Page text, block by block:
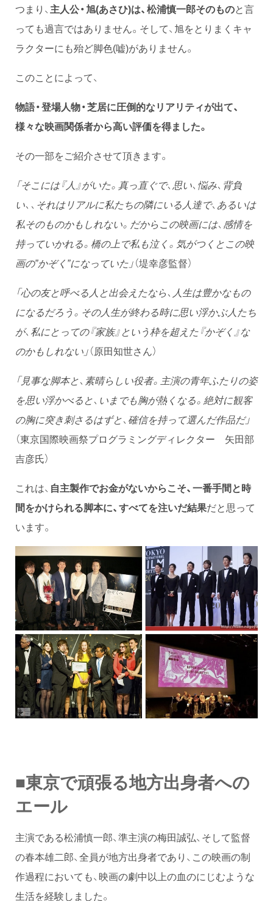
つまり、 主人公・旭(あさひ)は、松浦慎一郎そのものと言
っても過言ではありません。そして、旭をとりまくキャ
ラクターにも殆ど脚色(嘘)がありません。
このことによって、
物語・登場人物・芝居に圧倒的なリアリティが出て、
様々な映画関係者から高い評価を得ました。
その一部をご紹介させて頂きます。
「そこには『人』がいた。真っ直ぐで、思い、悩み、背負
い、、それはリアルに私たちの隣にいる人達で、あるいは
私そのものかもしれない。だからこの映画には、感情を
持っていかれる。橋の上で私も泣く。気がつくとこの映
画の”かぞく”になっていた」（堤幸彦監督）
「心の友と呼べる人と出会えたなら、人生は豊かなもの
になるだろう。その人生が終わる時に思い浮かぶ人たち
が、私にとっての『家族』という枠を超えた『かぞく』な
のかもしれない」（原田知世さん）
「見事な脚本と、素晴らしい役者。主演の青年ふたりの姿
を思い浮かべると、いまでも胸が熱くなる。絶対に観客
の胸に突き刺さるはずと、確信を持って選んだ作品だ」
（東京国際映画祭プログラミングディレクター 矢田部
吉彦氏）
これは、 自主製作でお金がないからこそ、一番手間と時
間をかけられる脚本に、すべてを注いだ結果だと思って
います。
■東京で頑張る地方出身者への
エール
主演である松浦慎一郎、準主演の梅田誠弘、そして監督
の春本雄二郎、全員が地方出身者であり、この映画の制
作過程においても、映画の劇中以上の血のにじむような
生活を経験しました。